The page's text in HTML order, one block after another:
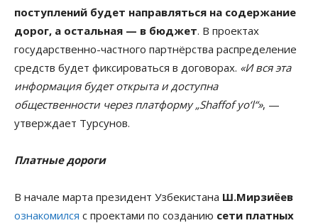
поступлений будет направляться на содержание
дорог, а остальная — в бюджет. В проектах
государственно-частного партнёрства распределение
средств будет фиксироваться в договорах. «И вся эта
информация будет открыта и доступна
общественности через платформу „Shaffof yo‘l“», —
утверждает Турсунов.
Платные дороги
В начале марта президент Узбекистана Ш.Мирзиёев
ознакомился с проектами по созданию сети платных